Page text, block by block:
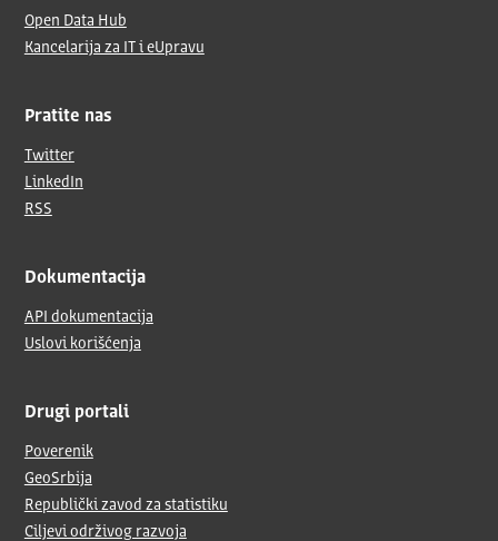
Open Data Hub
Kancelarija za IT i eUpravu
Pratite nas
Twitter
LinkedIn
RSS
Dokumentacija
API dokumentacija
Uslovi korišćenja
Drugi portali
Poverenik
GeoSrbija
Republički zavod za statistiku
Ciljevi održivog razvoja